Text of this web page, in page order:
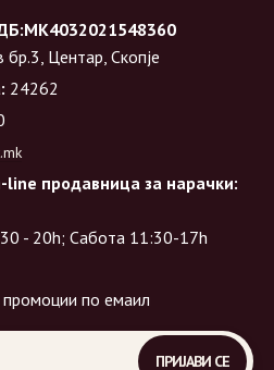
бр.3, Центар, Скопје
24262
продавница за нарачки:
- 20h; Сабота 11:30-17h
по емаил